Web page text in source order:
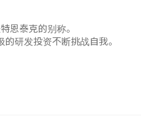
恩泰克的别称。
研发投资不断挑战自我。